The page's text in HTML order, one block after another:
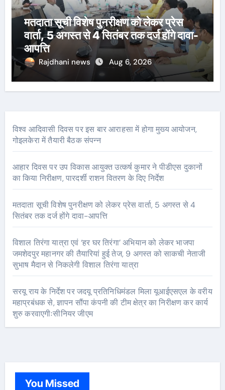
मतदाता सूची विशेष पुनरीक्षण को लेकर प्रेस
वार्ता, 5 अगस्त से 4 सितंबर तक दर्ज होंगे दावा-
आपत्ति
Rajdhani news Aug 6, 2026
विश्व आदिवासी दिवस पर इस बार आराहसा में होगा मुख्य आयोजन,
गोइलकेरा में तैयारी बैठक संपन्न
आहार दिवस पर उप विकास आयुक्त उत्कर्ष कुमार ने पीडीएस दुकानों
का किया निरीक्षण, पारदर्शी राशन वितरण के दिए निर्देश
मतदाता सूची विशेष पुनरीक्षण को लेकर प्रेस वार्ता, 5 अगस्त से 4
सितंबर तक दर्ज होंगे दावा-आपत्ति
विशाल तिरंगा यात्रा एवं ‘हर घर तिरंगा’ अभियान को लेकर भाजपा
जमशेदपुर महानगर की तैयारियां हुई तेज, 9 अगस्त को साकची नेताजी
सुभाष मैदान से निकलेगी विशाल तिरंगा यात्रा
सरयू राय के निर्देश पर जदयू प्रतिनिधिमंडल मिला यूआईएसएल के वरीय
महाप्रबंधक से, ज्ञापन सौंपा कंपनी की टीम क्षेत्र का निरीक्षण कर कार्य
शुरु करवाएगीःसीनियर जीएम
You Missed